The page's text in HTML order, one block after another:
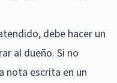
debe hacer un
al dueño. Si no
nota escrita en un